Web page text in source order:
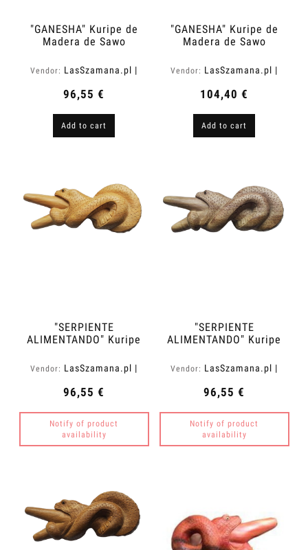
"GANESHA" Kuripe de
Madera de Sawo
Vendor: LasSzamana.pl |
96,55 €
Add to cart
"GANESHA" Kuripe de
Madera de Sawo
Vendor: LasSzamana.pl |
104,40 €
Add to cart
"SERPIENTE
ALIMENTANDO" Kuripe
(Vatica cemara)
Vendor: LasSzamana.pl |
96,55 €
Notify of product
availability
"SERPIENTE
ALIMENTANDO" Kuripe
Cocodrilo
(Zanthoxylum rhetsa)
Vendor: LasSzamana.pl |
96,55 €
Notify of product
availability